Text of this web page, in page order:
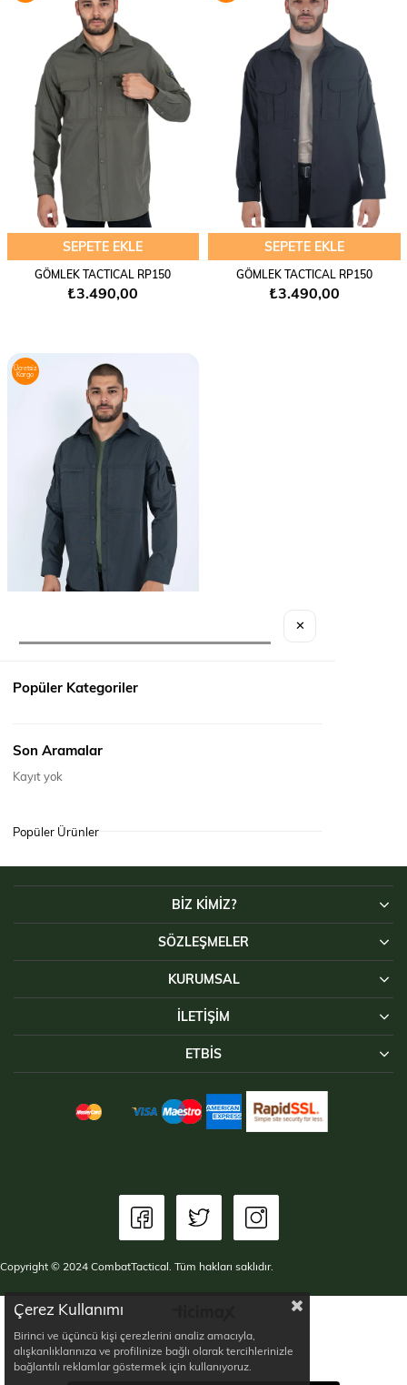
SEPETE EKLE
GÖMLEK TACTICAL RP150
₺3.490,00
SEPETE EKLE
GÖMLEK TACTICAL RP150
₺3.490,00
Ücretsiz
Kargo
BİZ KİMİZ?
SÖZLEŞMELER
KURUMSAL
İLETIŞIM
ETBİS
Copyright © 2024 CombatTactical. Tüm hakları saklıdır.
Çerez Kullanımı
Birinci ve üçüncü kişi çerezlerini analiz amacıyla,
alışkanlıklarınıza ve profilinize bağlı olarak tercihlerinizle
bağlantılı reklamlar göstermek için kullanıyoruz.
✕
Popüler Kategoriler
Son Aramalar
Kayıt yok
Popüler Ürünler